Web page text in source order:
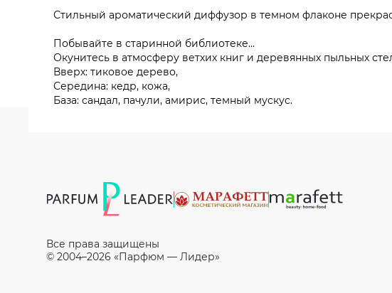
Стильный ароматический диффузор в темном флаконе
Побывайте в старинной библиотеке...
Окунитесь в атмосферу ветхих книг и деревянных пыльных
Вверх: тиковое дерево,
Середина: кедр, кожа,
База: сандал, пачули, амирис, темный мускус.
Все права защищены
© 2004–2026 «Парфюм — Лидер»